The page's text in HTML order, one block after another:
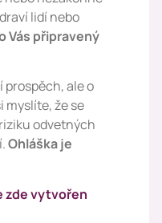
lidí nebo
Vás připravený
prospěch, ale o
myslíte, že se
odvetných
Ohláška je
zde vytvořen